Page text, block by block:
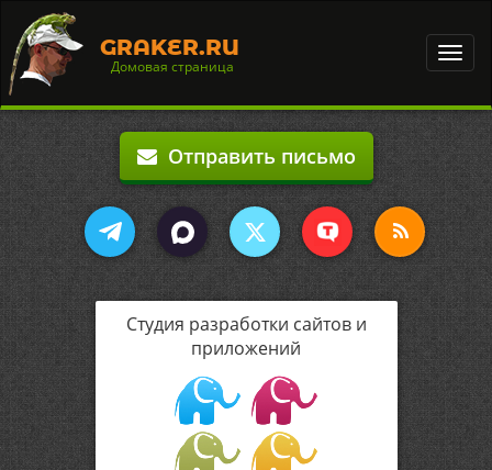
GRAKER.RU
Домовая страница
Отправить письмо
Студия разработки сайтов и
приложений